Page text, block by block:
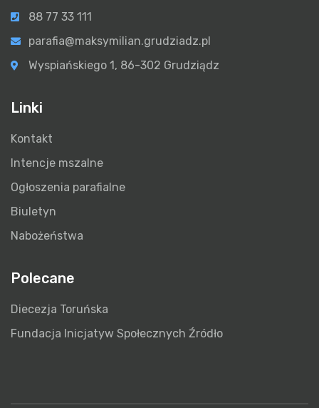
88 77 33 111
parafia@maksymilian.grudziadz.pl
Wyspiańskiego 1, 86-302 Grudziądz
Linki
Kontakt
Intencje mszalne
Ogłoszenia parafialne
Biuletyn
Nabożeństwa
Polecane
Diecezja Toruńska
Fundacja Inicjatyw Społecznych Źródło